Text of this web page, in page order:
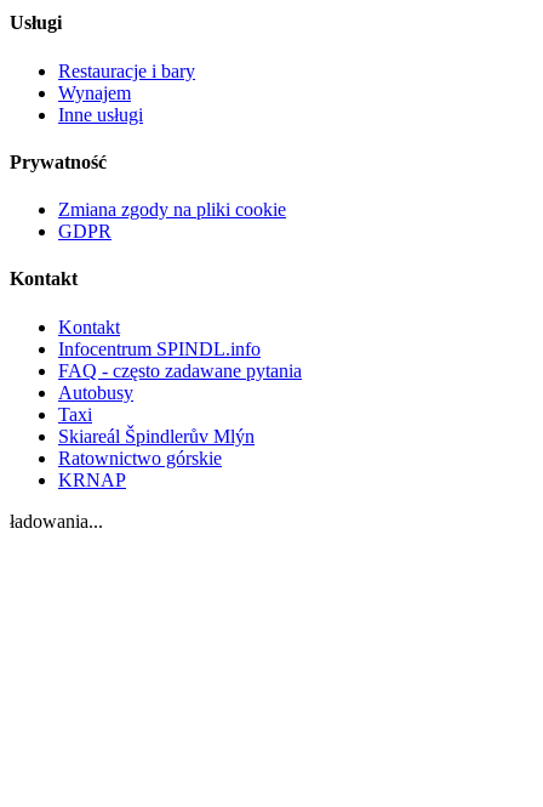
Usługi
Restauracje i bary
Wynajem
Inne usługi
Prywatność
Zmiana zgody na pliki cookie
GDPR
Kontakt
Kontakt
Infocentrum SPINDL.info
FAQ - często zadawane pytania
Autobusy
Taxi
Skiareál Špindlerův Mlýn
Ratownictwo górskie
KRNAP
ładowania...